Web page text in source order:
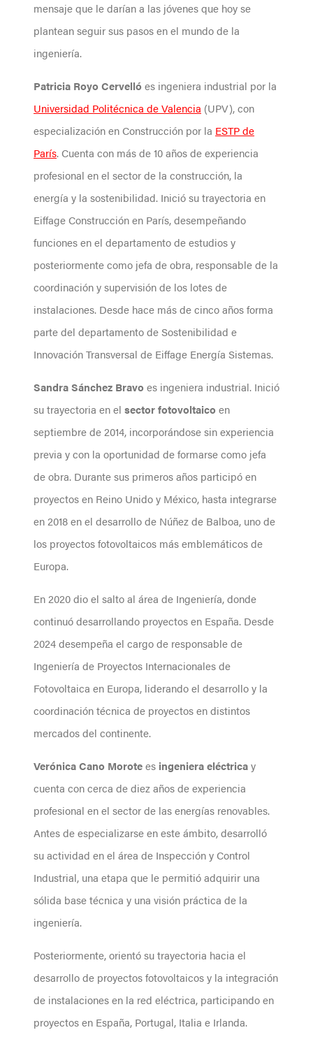
mensaje que le darían a las jóvenes que hoy se
plantean seguir sus pasos en el mundo de la
ingeniería.
Patricia Royo Cervelló es ingeniera industrial por la
Universidad Politécnica de Valencia (UPV), con
especialización en Construcción por la ESTP de
París. Cuenta con más de 10 años de experiencia
profesional en el sector de la construcción, la
energía y la sostenibilidad. Inició su trayectoria en
Eiffage Construcción en París, desempeñando
funciones en el departamento de estudios y
posteriormente como jefa de obra, responsable de la
coordinación y supervisión de los lotes de
instalaciones. Desde hace más de cinco años forma
parte del departamento de Sostenibilidad e
Innovación Transversal de Eiffage Energía Sistemas.
Sandra Sánchez Bravo es ingeniera industrial. Inició
su trayectoria en el sector fotovoltaico en
septiembre de 2014, incorporándose sin experiencia
previa y con la oportunidad de formarse como jefa
de obra. Durante sus primeros años participó en
proyectos en Reino Unido y México, hasta integrarse
en 2018 en el desarrollo de Núñez de Balboa, uno de
los proyectos fotovoltaicos más emblemáticos de
Europa.
En 2020 dio el salto al área de Ingeniería, donde
continuó desarrollando proyectos en España. Desde
2024 desempeña el cargo de responsable de
Ingeniería de Proyectos Internacionales de
Fotovoltaica en Europa, liderando el desarrollo y la
coordinación técnica de proyectos en distintos
mercados del continente.
Verónica Cano Morotees ingeniera eléctricay
cuenta con cerca de diez años de experiencia
profesional en el sector de las energías renovables.
Antes de especializarse en este ámbito, desarrolló
su actividad en el área de Inspección y Control
Industrial, una etapa que le permitió adquirir una
sólida base técnica y una visión práctica de la
ingeniería.
Posteriormente, orientó su trayectoria hacia el
desarrollo de proyectos fotovoltaicos y la integración
de instalaciones en la red eléctrica, participando en
proyectos en España, Portugal, Italia e Irlanda.